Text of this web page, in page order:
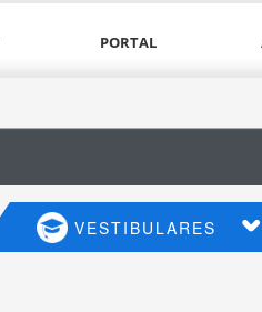
PORTAL
VESTIBULARES